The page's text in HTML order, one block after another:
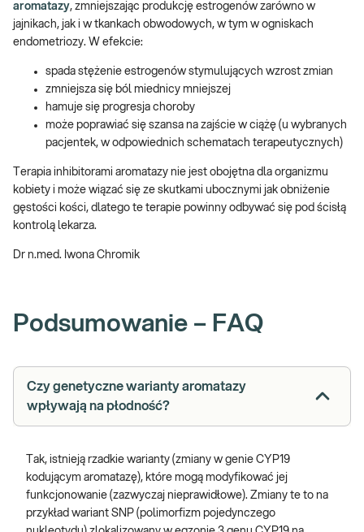
aromatazy, zmniejszając produkcję estrogenów zarówno w
jajnikach, jak i w tkankach obwodowych, w tym w ogniskach
endometriozy. W efekcie:
spada stężenie estrogenów stymulujących wzrost zmian
zmniejsza się ból miednicy mniejszej
hamuje się progresja choroby
może poprawiać się szansa na zajście w ciążę (u wybranych
pacjentek, w odpowiednich schematach terapeutycznych)
Terapia inhibitorami aromatazy nie jest obojętna dla organizmu
kobiety i może wiązać się ze skutkami ubocznymi jak obniżenie
gęstości kości, dlatego te terapie powinny odbywać się pod ścisłą
kontrolą lekarza.
Dr n.med. Iwona Chromik
Podsumowanie – FAQ
Czy genetyczne warianty aromatazy
wpływają na płodność?
Tak, istnieją rzadkie warianty (zmiany w genie CYP19
kodującym aromatazę), które mogą modyfikować jej
funkcjonowanie (zazwyczaj nieprawidłowe). Zmiany te to na
przykład wariant SNP (polimorfizm pojedynczego